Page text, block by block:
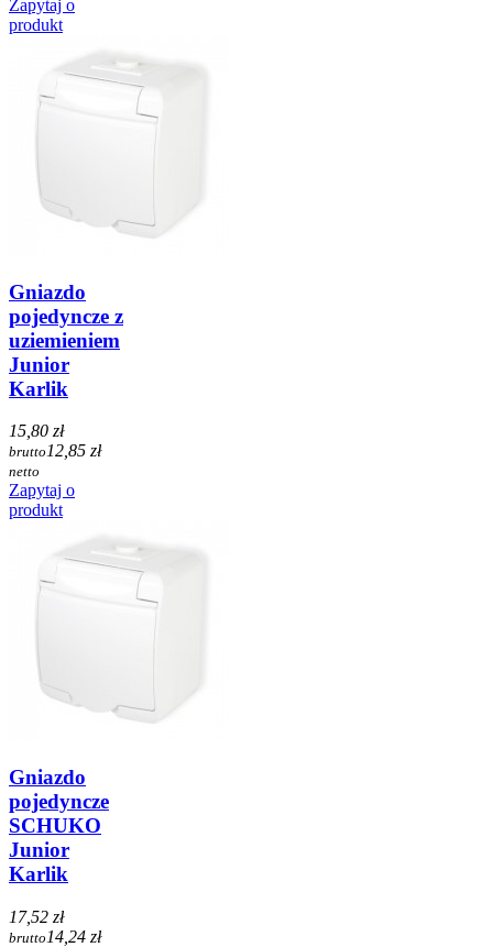
Zapytaj o
produkt
Gniazdo
pojedyncze z
uziemieniem
Junior
Karlik
15,80 zł
brutto 12,85 zł
netto
Zapytaj o
produkt
Gniazdo
pojedyncze
SCHUKO
Junior
Karlik
17,52 zł
brutto 14,24 zł